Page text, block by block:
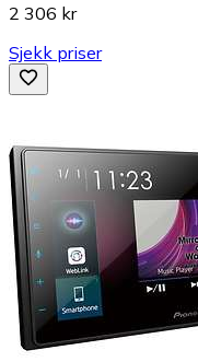
2 306 kr
Sjekk priser